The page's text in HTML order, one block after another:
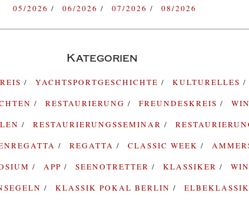
05/2026
06/2026 07/2026 08/2026
Kategorien
YACHTSPORTGESCHICHTE KULTURELLES
RESTAURIERUNG FREUNDESKREIS
RESTAURIERUNGSSEMINAR
REGATTA CLASSIC WEEK
APP SEENOTRETTER KLASSIKER
KLASSIK POKAL BERLIN